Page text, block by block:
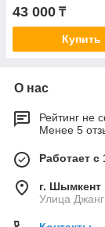
43 000 ₸
Купить
О нас
Рейтинг не
Менее 5
Работает с
г. Шымкент
Улица